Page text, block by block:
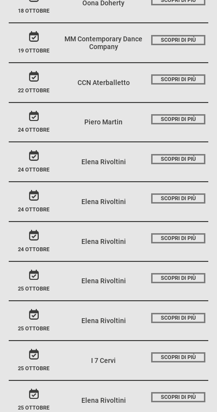
18 OTTOBRE
Oona Doherty
19 OTTOBRE
MM Contemporary Dance
Company
SCOPRI DI PIÙ
22 OTTOBRE
CCN Aterballetto SCOPRI DI PIÙ
24 OTTOBRE
Piero Martin SCOPRI DI PIÙ
24 OTTOBRE
Elena Rivoltini SCOPRI DI PIÙ
24 OTTOBRE
Elena Rivoltini SCOPRI DI PIÙ
24 OTTOBRE
Elena Rivoltini SCOPRI DI PIÙ
25 OTTOBRE
Elena Rivoltini SCOPRI DI PIÙ
25 OTTOBRE
Elena Rivoltini SCOPRI DI PIÙ
25 OTTOBRE
I 7 Cervi SCOPRI DI PIÙ
25 OTTOBRE
Elena Rivoltini SCOPRI DI PIÙ